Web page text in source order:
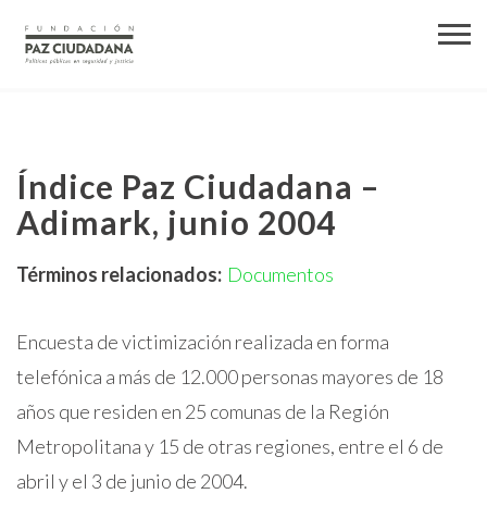
Índice Paz Ciudadana –
Adimark, junio 2004
Términos relacionados: Documentos
Encuesta de victimización realizada en forma
telefónica a más de 12.000 personas mayores de 18
años que residen en 25 comunas de la Región
Metropolitana y 15 de otras regiones, entre el 6 de
abril y el 3 de junio de 2004.